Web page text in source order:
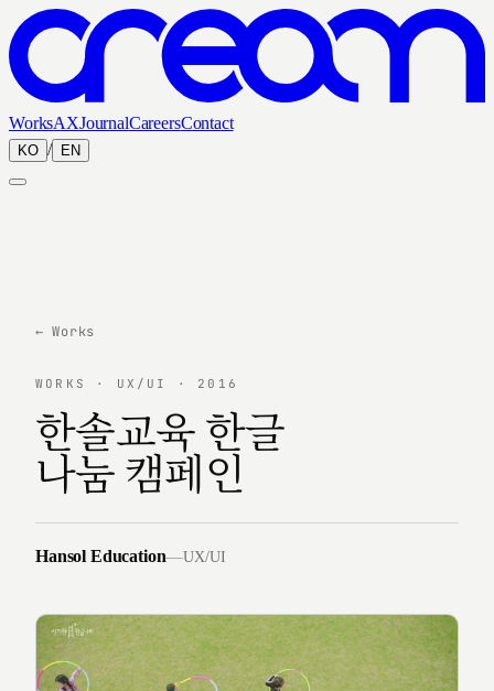
WorksAXJournalCareersContact
KO / EN
← Works
WORKS · UX/UI · 2016
한솔교육 한글
나눔 캠페인
Hansol Education—UX/UI